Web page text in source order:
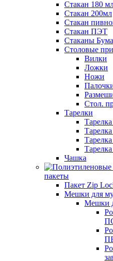
Стакан 180
Стакан 200мл
Стакан
Стакан ПЭТ
Стаканы
Столовые
Вилки
Ложки
Ножи
Стол.
Тарелки
Чашка
пакеты
Пакет Zip
Мешки для
Мешки